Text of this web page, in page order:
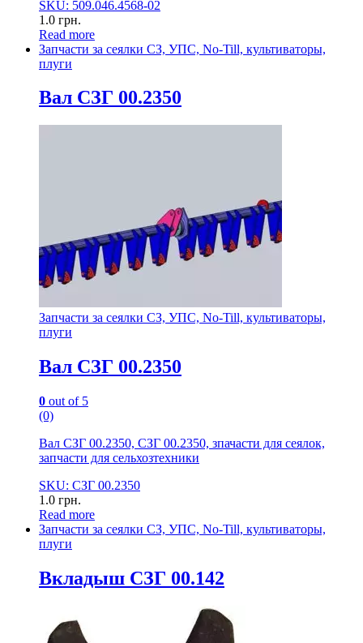
SKU: 509.046.4568-02
1.0 грн.
Read more
Запчасти за сеялки СЗ, УПС, No-Till, культиваторы,
плуги
Вал СЗГ 00.2350
Запчасти за сеялки СЗ, УПС, No-Till, культиваторы,
плуги
Вал СЗГ 00.2350
0 out of 5
(0)
Вал СЗГ 00.2350, СЗГ 00.2350, зпачасти для сеялок,
запчасти для сельхозтехники
SKU: СЗГ 00.2350
1.0 грн.
Read more
Запчасти за сеялки СЗ, УПС, No-Till, культиваторы,
плуги
Вкладыш СЗГ 00.142